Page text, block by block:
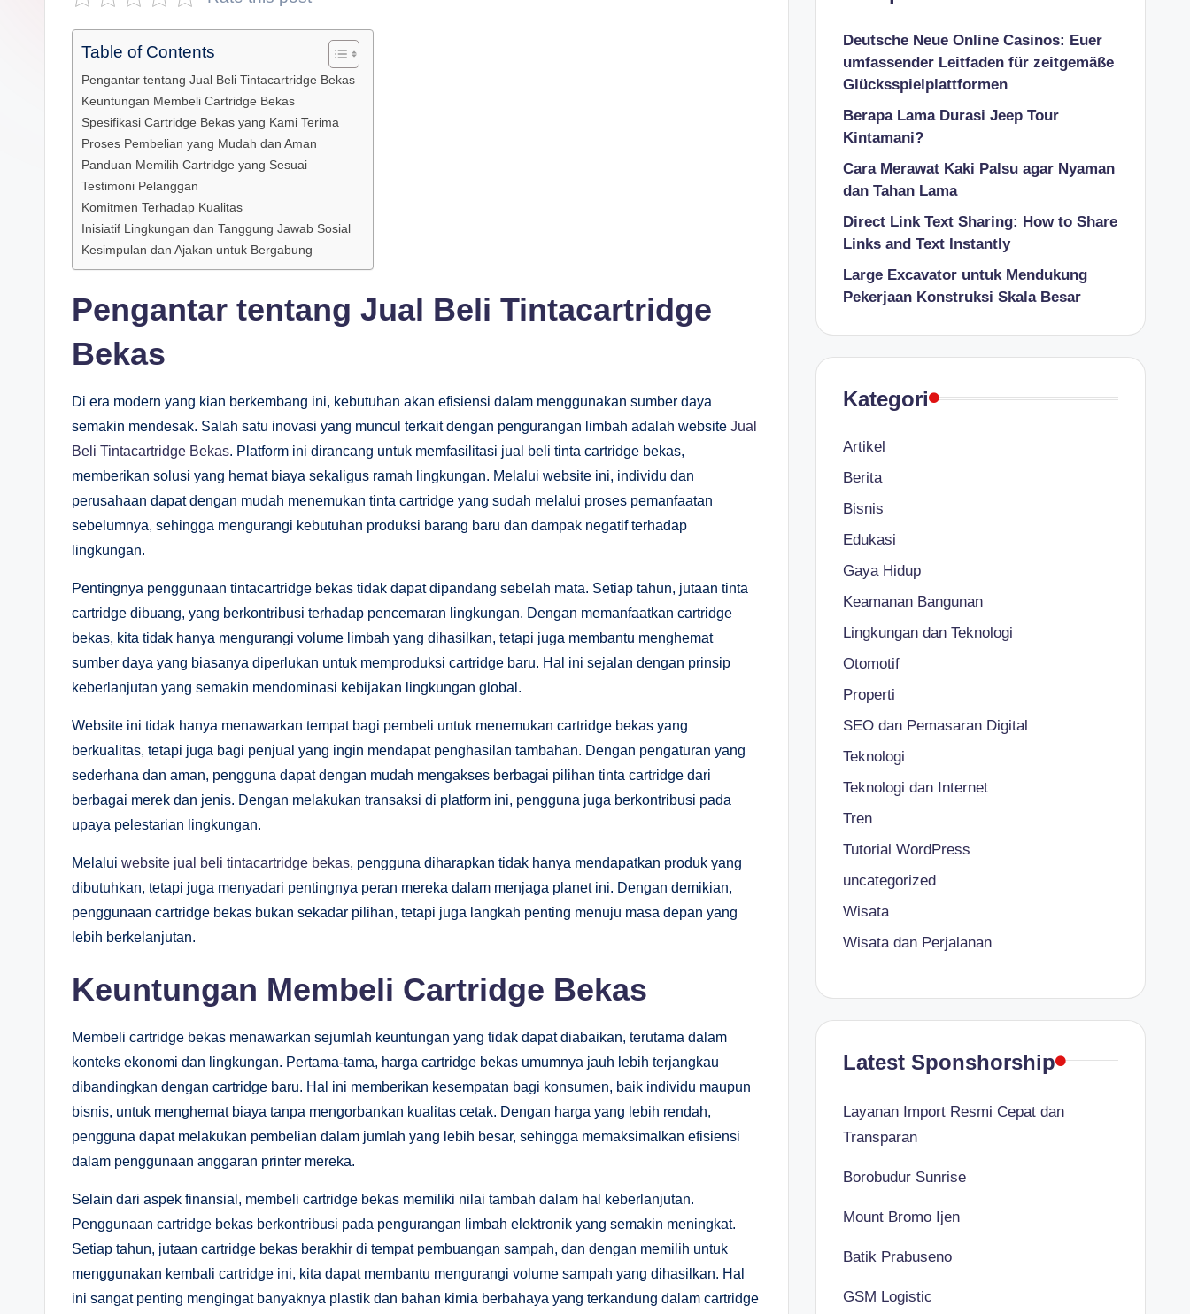
Table of Contents
Pengantar tentang Jual Beli Tintacartridge Bekas
Keuntungan Membeli Cartridge Bekas
Spesifikasi Cartridge Bekas yang Kami Terima
Proses Pembelian yang Mudah dan Aman
Panduan Memilih Cartridge yang Sesuai
Testimoni Pelanggan
Komitmen Terhadap Kualitas
Inisiatif Lingkungan dan Tanggung Jawab Sosial
Kesimpulan dan Ajakan untuk Bergabung
Pengantar tentang Jual Beli Tintacartridge
Bekas
Di era modern yang kian berkembang ini, kebutuhan akan efisiensi dalam menggunakan sumber daya
semakin mendesak. Salah satu inovasi yang muncul terkait dengan pengurangan limbah adalah website Jual
Beli Tintacartridge Bekas. Platform ini dirancang untuk memfasilitasi jual beli tinta cartridge bekas,
memberikan solusi yang hemat biaya sekaligus ramah lingkungan. Melalui website ini, individu dan
perusahaan dapat dengan mudah menemukan tinta cartridge yang sudah melalui proses pemanfaatan
sebelumnya, sehingga mengurangi kebutuhan produksi barang baru dan dampak negatif terhadap
lingkungan.
Pentingnya penggunaan tintacartridge bekas tidak dapat dipandang sebelah mata. Setiap tahun, jutaan tinta
cartridge dibuang, yang berkontribusi terhadap pencemaran lingkungan. Dengan memanfaatkan cartridge
bekas, kita tidak hanya mengurangi volume limbah yang dihasilkan, tetapi juga membantu menghemat
sumber daya yang biasanya diperlukan untuk memproduksi cartridge baru. Hal ini sejalan dengan prinsip
keberlanjutan yang semakin mendominasi kebijakan lingkungan global.
Website ini tidak hanya menawarkan tempat bagi pembeli untuk menemukan cartridge bekas yang
berkualitas, tetapi juga bagi penjual yang ingin mendapat penghasilan tambahan. Dengan pengaturan yang
sederhana dan aman, pengguna dapat dengan mudah mengakses berbagai pilihan tinta cartridge dari
berbagai merek dan jenis. Dengan melakukan transaksi di platform ini, pengguna juga berkontribusi pada
upaya pelestarian lingkungan.
Melalui website jual beli tintacartridge bekas, pengguna diharapkan tidak hanya mendapatkan produk yang
dibutuhkan, tetapi juga menyadari pentingnya peran mereka dalam menjaga planet ini. Dengan demikian,
penggunaan cartridge bekas bukan sekadar pilihan, tetapi juga langkah penting menuju masa depan yang
lebih berkelanjutan.
Keuntungan Membeli Cartridge Bekas
Membeli cartridge bekas menawarkan sejumlah keuntungan yang tidak dapat diabaikan, terutama dalam
konteks ekonomi dan lingkungan. Pertama-tama, harga cartridge bekas umumnya jauh lebih terjangkau
dibandingkan dengan cartridge baru. Hal ini memberikan kesempatan bagi konsumen, baik individu maupun
bisnis, untuk menghemat biaya tanpa mengorbankan kualitas cetak. Dengan harga yang lebih rendah,
pengguna dapat melakukan pembelian dalam jumlah yang lebih besar, sehingga memaksimalkan efisiensi
dalam penggunaan anggaran printer mereka.
Selain dari aspek finansial, membeli cartridge bekas memiliki nilai tambah dalam hal keberlanjutan.
Penggunaan cartridge bekas berkontribusi pada pengurangan limbah elektronik yang semakin meningkat.
Setiap tahun, jutaan cartridge bekas berakhir di tempat pembuangan sampah, dan dengan memilih untuk
menggunakan kembali cartridge ini, kita dapat membantu mengurangi volume sampah yang dihasilkan. Hal
ini sangat penting mengingat banyaknya plastik dan bahan kimia berbahaya yang terkandung dalam cartridge
Deutsche Neue Online Casinos: Euer
umfassender Leitfaden für zeitgemäße
Glücksspielplattformen
Berapa Lama Durasi Jeep Tour
Kintamani?
Cara Merawat Kaki Palsu agar Nyaman
dan Tahan Lama
Direct Link Text Sharing: How to Share
Links and Text Instantly
Large Excavator untuk Mendukung
Pekerjaan Konstruksi Skala Besar
Kategori
Artikel
Berita
Bisnis
Edukasi
Gaya Hidup
Keamanan Bangunan
Lingkungan dan Teknologi
Otomotif
Properti
SEO dan Pemasaran Digital
Teknologi
Teknologi dan Internet
Tren
Tutorial WordPress
uncategorized
Wisata
Wisata dan Perjalanan
Latest Sponshorship
Layanan Import Resmi Cepat dan
Transparan
Borobudur Sunrise
Mount Bromo Ijen
Batik Prabuseno
GSM Logistic